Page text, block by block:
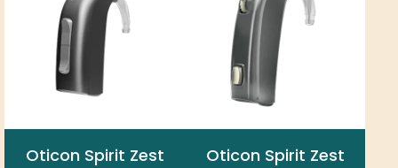
Oticon Spirit Zest
Oticon Spirit Zest